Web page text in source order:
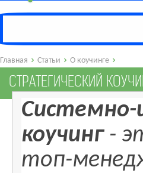
Главная Статьи О коучинге
СТРАТЕГИЧЕСКИЙ
коучинг-
топ-